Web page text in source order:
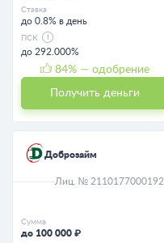
Ставка
до 0.8% в день
ПСК
до 292.000%
84% — одобрение
Получить деньги
Доброзайм
Лиц. № 2110177000192
Сумма
до 100 000 ₽